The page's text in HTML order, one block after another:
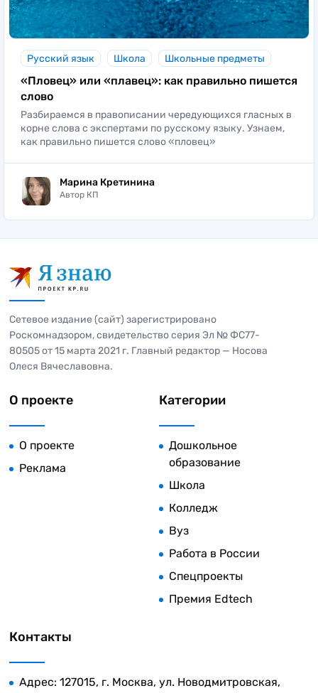
Русский язык Школа Школьные предметы
«Пловец» или «плавец»: как правильно пишется
слово
Разбираемся в правописании чередующихся гласных в
корне слова с экспертами по русскому языку. Узнаем,
как правильно пишется слово «пловец»
Марина Кретинина
Автор КП
Сетевое издание (сайт) зарегистрировано
Роскомнадзором, свидетельство серия Эл № ФС77-
80505 от 15 марта 2021 г. Главный редактор — Носова
Олеся Вячеславовна.
О проекте
О проекте
Реклама
Категории
Дошкольное
образование
Школа
Колледж
Вуз
Работа в России
Спецпроекты
Премия Edtech
Контакты
Адрес: 127015, г. Москва, ул. Новодмитровская,